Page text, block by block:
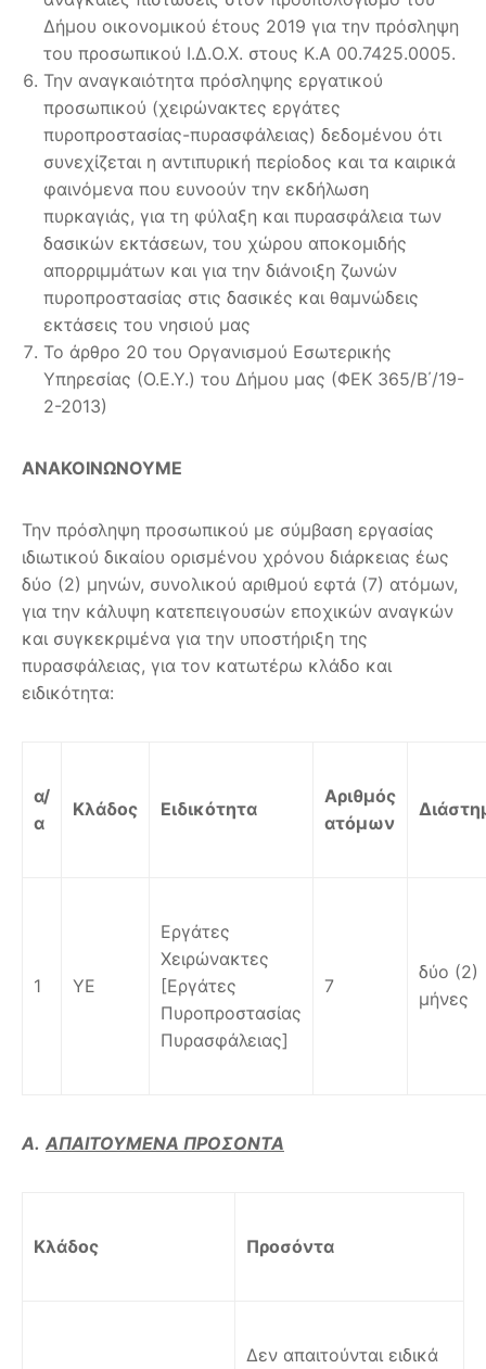
Δήμου οικονομικού έτους 2019 για την πρόσληψη
του προσωπικού Ι.Δ.Ο.Χ. στους Κ.Α 00.7425.0005.
Την αναγκαιότητα πρόσληψης εργατικού
προσωπικού (χειρώνακτες εργάτες
πυροπροστασίας-πυρασφάλειας) δεδομένου ότι
συνεχίζεται η αντιπυρική περίοδος και τα καιρικά
φαινόμενα που ευνοούν την εκδήλωση
πυρκαγιάς, για τη φύλαξη και πυρασφάλεια των
δασικών εκτάσεων, του χώρου αποκομιδής
απορριμμάτων και για την διάνοιξη ζωνών
πυροπροστασίας στις δασικές και θαμνώδεις
εκτάσεις του νησιού μας
Το άρθρο 20 του Οργανισμού Εσωτερικής
Υπηρεσίας (Ο.Ε.Υ.) του Δήμου μας (ΦΕΚ 365/Β΄/19-
2-2013)
ΑΝΑΚΟΙΝΩΝΟΥΜΕ
Την πρόσληψη προσωπικού με σύμβαση εργασίας
ιδιωτικού δικαίου ορισμένου χρόνου διάρκειας έως
δύο (2) μηνών, συνολικού αριθμού εφτά (7) ατόμων,
για την κάλυψη κατεπειγουσών εποχικών αναγκών
και συγκεκριμένα για την υποστήριξη της
πυρασφάλειας, για τον κατωτέρω κλάδο και
ειδικότητα:
α/
α
Κλάδος Ειδικότητα
Αριθμός
ατόμων
1 ΥΕ
Εργάτες
Χειρώνακτες
[Εργάτες
Πυροπροστασίας
Πυρασφάλειας]
7
δύο (2)
μήνες
Α. ΑΠΑΙΤΟΥΜΕΝΑ ΠΡΟΣΟΝΤΑ
Κλάδος Προσόντα
Δεν απαιτούνται ειδικά